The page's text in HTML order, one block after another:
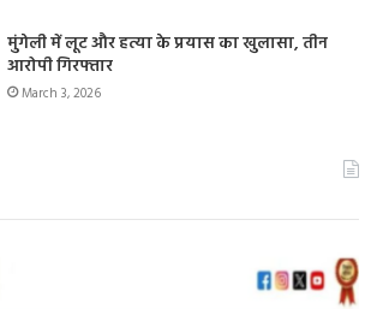
मुंगेली में लूट और हत्या के प्रयास का खुलासा, तीन
आरोपी गिरफ्तार
March 3, 2026